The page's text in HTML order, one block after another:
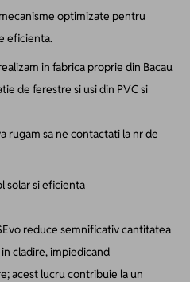
optimizate pentru
eficienta.
in fabrica proprie din Bacau
de ferestre si usi din PVC si
rugam sa ne contactati la nr de
solar si eficienta
reduce semnificativ cantitatea
cladire, impiedicand
acest lucru contribuie la un